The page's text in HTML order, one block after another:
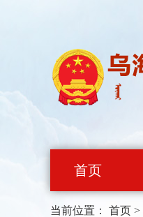
首页
当前位置： 首页 >